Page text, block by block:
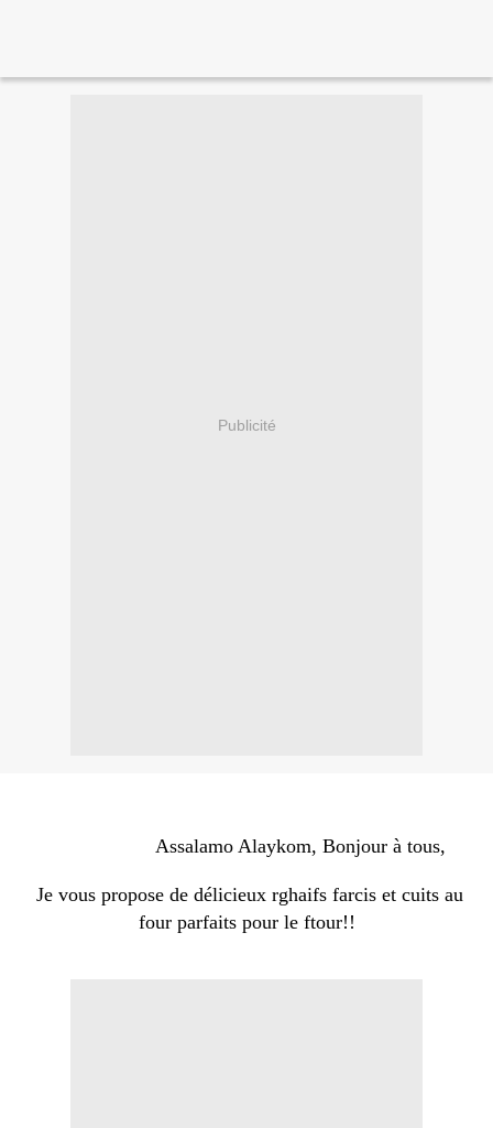
Publicité
Assalamo Alaykom, Bonjour à tous,
Je vous propose de délicieux rghaifs farcis et cuits au
four parfaits pour le ftour!!